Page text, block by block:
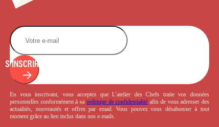
S'INSCRIRE
En vous inscrivant, vous acceptez que L’atelier des Chefs traite vos données
personnelles conformément à sa politique de confidentialité afin de vous adresser des
actualités, nouveautés et offres par email. Vous pouvez vous désabonner à tout
moment grâce au lien inclus dans nos e-mails.